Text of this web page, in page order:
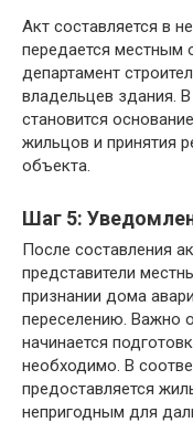
Акт составляется в
передается местным
департамент
владельцев здания.
становится
жильцов и принятия
объекта.
Шаг 5:
После составления
представители
признании дома
переселению. Важно
начинается
необходимо. В
предоставляется
непригодным для